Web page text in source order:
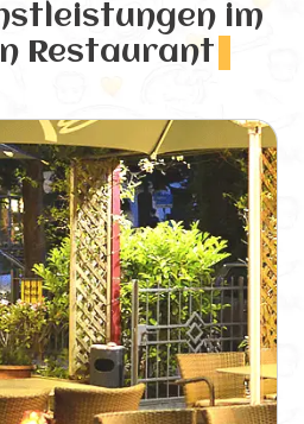
im
Restaurant